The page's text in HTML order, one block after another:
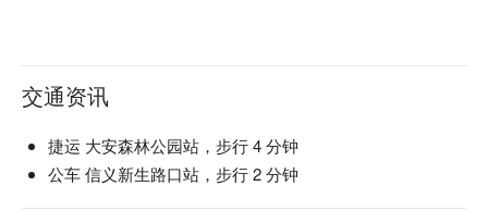
交通资讯
捷运 大安森林公园站，步行 4 分钟
公车 信义新生路口站，步行 2 分钟